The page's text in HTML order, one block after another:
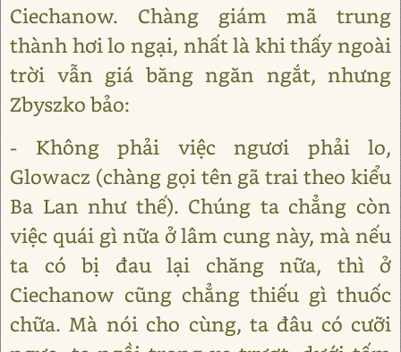
Ciechanow. Chàng giám mã trung
thành hơi lo ngại, nhất là khi thấy ngoài
trời vẫn giá băng ngăn ngắt, nhưng
Zbyszko bảo:
- Không phải việc ngươi phải lo,
Glowacz (chàng gọi tên gã trai theo kiểu
Ba Lan như thế). Chúng ta chẳng còn
việc quái gì nữa ở lâm cung này, mà nếu
ta có bị đau lại chăng nữa, thì ở
Ciechanow cũng chẳng thiếu gì thuốc
chữa. Mà nói cho cùng, ta đâu có cưỡi